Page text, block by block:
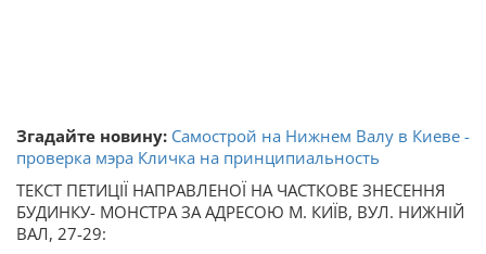
Згадайте новину: Самострой на Нижнем Валу в Киеве -
проверка мэра Кличка на принципиальность
ТЕКСТ ПЕТИЦІЇ НАПРАВЛЕНОЇ НА ЧАСТКОВЕ ЗНЕСЕННЯ
БУДИНКУ- МОНСТРА ЗА АДРЕСОЮ М. КИЇВ, ВУЛ. НИЖНІЙ
ВАЛ, 27-29: